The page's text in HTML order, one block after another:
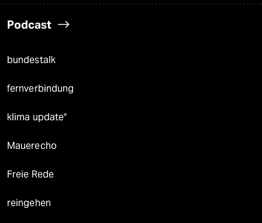
Podcast
bundestalk
fernverbindung
klima update°
Mauerecho
Freie Rede
reingehen